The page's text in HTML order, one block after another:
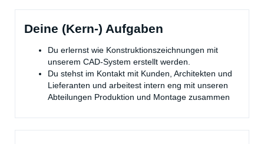
Deine (Kern-) Aufgaben
Du erlernst wie Konstruktionszeichnungen mit
unserem CAD-System erstellt werden.
Du stehst im Kontakt mit Kunden, Architekten und
Lieferanten und arbeitest intern eng mit unseren
Abteilungen Produktion und Montage zusammen